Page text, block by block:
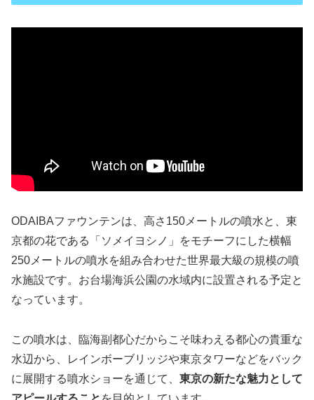
ODAIBAファウンテンは、高さ150メートルの噴水と、東
京都の花である「ソメイヨシノ」をモチーフにした横幅
250メートルの噴水を組み合わせた世界最大級の規模の噴
水施設です。お台場海浜公園の水域内に設置される予定と
なっています。
この噴水は、臨海副都心だからこそ味わえる都心の貴重な
水辺から、レインボーブリッジや東京タワーなどをバック
に展開する噴水ショーを通じて、 東京の新たな魅力として